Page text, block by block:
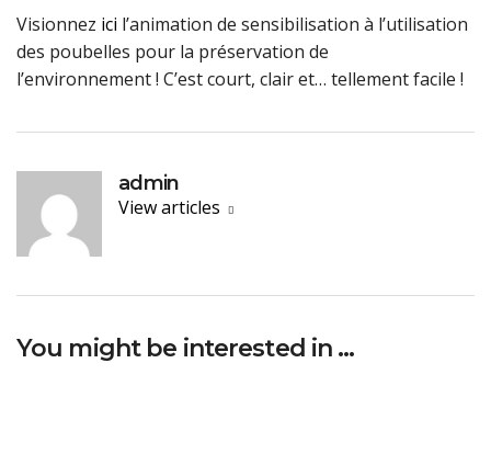
Visionnez ici l’animation de sensibilisation à l’utilisation
des poubelles pour la préservation de
l’environnement ! C’est court, clair et… tellement facile !
admin
View articles
You might be interested in …